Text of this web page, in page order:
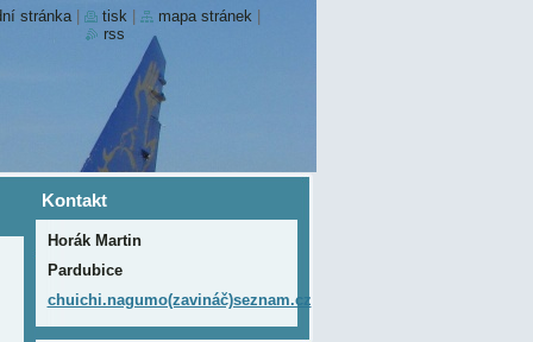
Kontakt
Horák Martin
Pardubice
chuichi.nagumo(zavináč)seznam.cz
stránka tisk mapa stránek
rss